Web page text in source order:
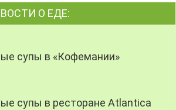
О ЕДЕ:
супы в «Кофемании»
супы в ресторане Atlantica